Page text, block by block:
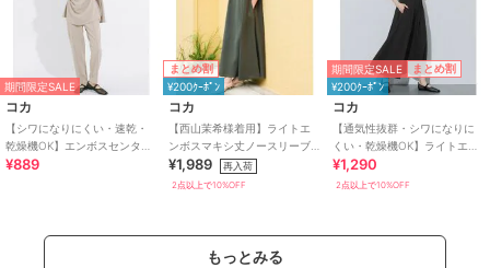
期間限定SALE
コカ
【シワになりにくい・速乾・
乾燥機OK】エンボスセンター
シームレギンスパンツ 全2色
¥889
まとめ割
¥200ｸｰﾎﾟﾝ
コカ
【西山茉希様着用】ライトエ
ンボスマキシ丈ノースリーブ
ワンピース 全4色 / シワになり
にくい・速乾
¥1,989 再入荷
2点以上で10%OFF
期間限定SALE まとめ割
¥200ｸｰﾎﾟﾝ
コカ
【通気性抜群・シワになりに
くい・乾燥機OK】ライトエン
ボスパネルフレアスカート 全2
色
¥1,290
2点以上で10%OFF
もっとみる